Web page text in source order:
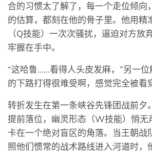
合的习惯太了解了，每一个走位倾向
的估算，都刻在他的骨子里。他用精
（Q技能）一次次骚扰，逼迫对方放
牢握在手中。
“这哈鲁……看得人头皮发麻，”另一位
的下路打得很难受啊，感觉完全被看
转折发生在第一条峡谷先锋团战前夕
提前落位，幽灵形态（W技能）悄无
卡在一个绝对盲区的角落。当王朝战
照他们惯常的战术路线进入河道时，